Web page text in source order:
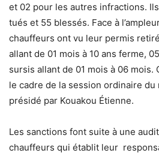
et 02 pour les autres infractions.
tués et 55 blessés. Face à
chauffeurs ont vu leur permis
allant de 01 mois à 10 ans ferme,
sursis allant de 01 mois à 06 mois.
le cadre de la session ordinaire
présidé par Kouakou Étienne.
Les sanctions font suite à une
chauffeurs qui établit leur